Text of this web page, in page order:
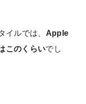
イルでは、 Apple
このくらいでし